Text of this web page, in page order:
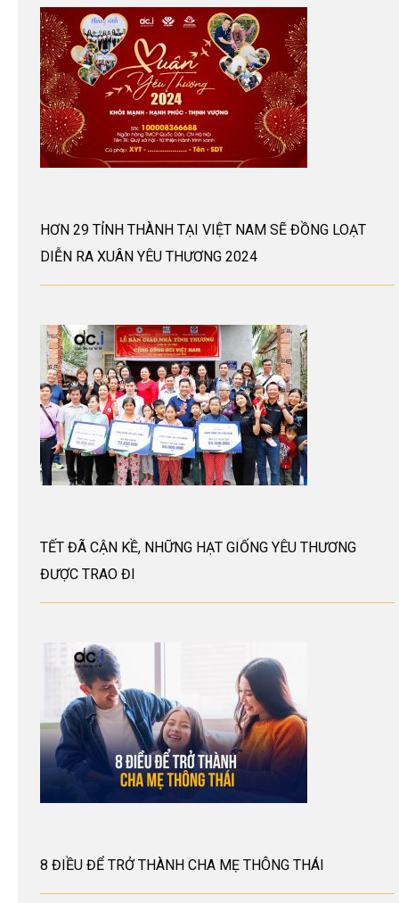
HƠN 29 TỈNH THÀNH TẠI VIỆT NAM SẼ ĐỒNG LOẠT
DIỄN RA XUÂN YÊU THƯƠNG 2024
TẾT ĐÃ CẬN KỀ, NHỮNG HẠT GIỐNG YÊU THƯƠNG
ĐƯỢC TRAO ĐI
8 ĐIỀU ĐỂ TRỞ THÀNH CHA MẸ THÔNG THÁI